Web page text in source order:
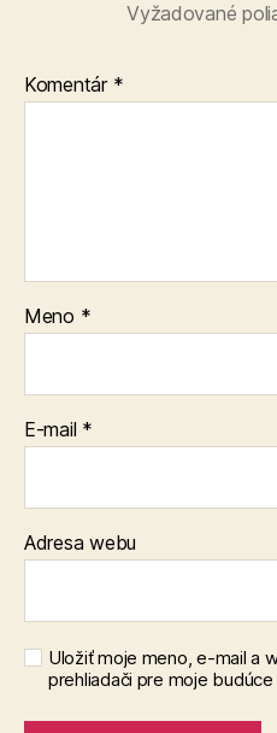
Vyžadované
Komentár *
Meno *
E-mail *
Adresa webu
Uložiť moje meno, e-mail a
prehliadači pre moje